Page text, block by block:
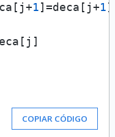
1]=deca[j+1
COPIAR CÓDIGO